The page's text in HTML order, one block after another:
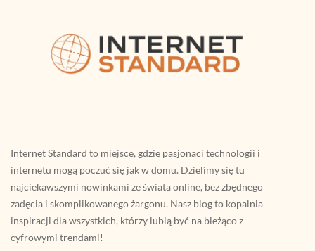
Internet Standard to miejsce, gdzie pasjonaci technologii i
internetu mogą poczuć się jak w domu. Dzielimy się tu
najciekawszymi nowinkami ze świata online, bez zbędnego
zadęcia i skomplikowanego żargonu. Nasz blog to kopalnia
inspiracji dla wszystkich, którzy lubią być na bieżąco z
cyfrowymi trendami!